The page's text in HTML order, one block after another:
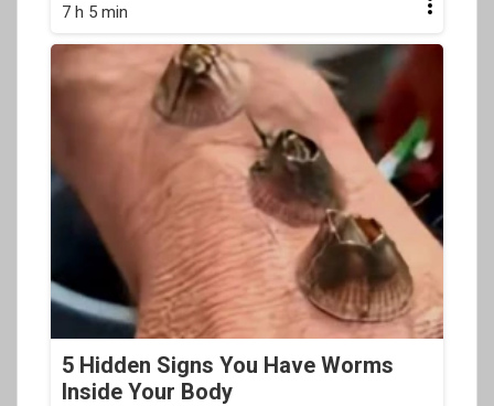
7 h 5 min
5 Hidden Signs You Have Worms
Inside Your Body